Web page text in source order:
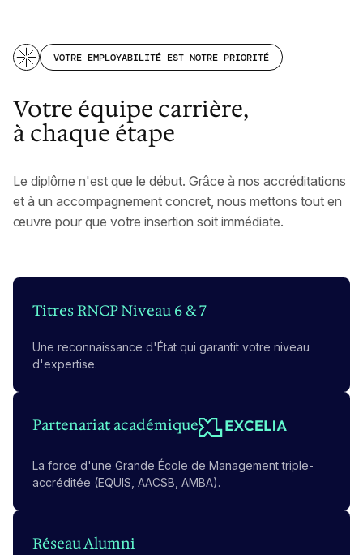
VOTRE EMPLOYABILITÉ EST NOTRE PRIORITÉ
Votre équipe carrière,
à chaque étape
Le diplôme n'est que le début. Grâce à nos accréditations
et à un accompagnement concret, nous mettons tout en
œuvre pour que votre insertion soit immédiate.
Titres RNCP Niveau 6 & 7
Une reconnaissance d'État qui garantit votre niveau
d'expertise.
Partenariat académique
La force d'une Grande École de Management triple-
accréditée (EQUIS, AACSB, AMBA).
Réseau Alumni